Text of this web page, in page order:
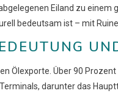
Eiland zu einem
bedeutsam ist – mit
Ölexporte. Über 90
darunter das